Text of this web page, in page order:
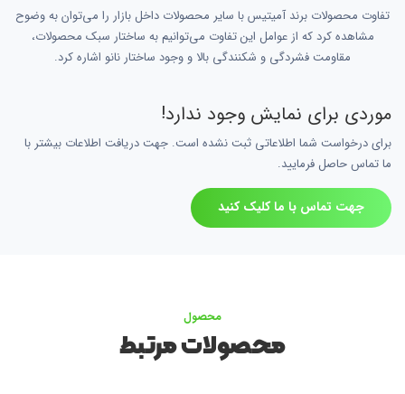
تفاوت محصولات برند آمیتیس با سایر محصولات داخل بازار را می‌توان به وضوح
مشاهده کرد که از عوامل این تفاوت می‌توانیم به ساختار سبک محصولات،
مقاومت فشردگی و شکنندگی بالا و وجود ساختار نانو اشاره کرد.
موردی برای نمایش وجود ندارد!
برای درخواست شما اطلاعاتی ثبت نشده است. جهت دریافت اطلاعات بیشتر با
ما تماس حاصل فرمایید.
جهت تماس با ما کلیک کنید
محصول
محصولات مرتبط